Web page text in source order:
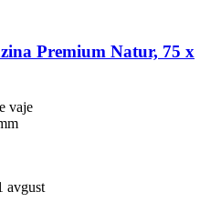
Premium Natur, 75 x
vaje
avgust